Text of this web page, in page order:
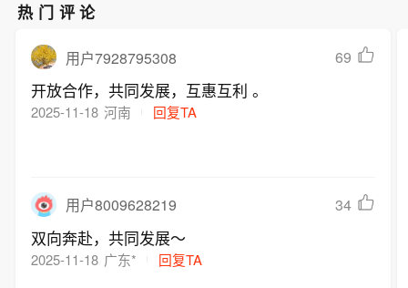
热门评论
用户7928795308 69
开放合作，共同发展，互惠互利 。
2025-11-18 河南 回复TA
用户8009628219 34
双向奔赴，共同发展～
2025-11-18 广东* 回复TA